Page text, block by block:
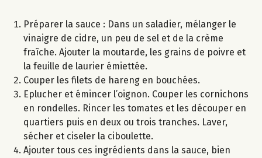
Préparer la sauce : Dans un saladier, mélanger le
vinaigre de cidre, un peu de sel et de la crème
fraîche. Ajouter la moutarde, les grains de poivre et
la feuille de laurier émiettée.
Couper les filets de hareng en bouchées.
Eplucher et émincer l’oignon. Couper les cornichons
en rondelles. Rincer les tomates et les découper en
quartiers puis en deux ou trois tranches. Laver,
sécher et ciseler la ciboulette.
Ajouter tous ces ingrédients dans la sauce, bien